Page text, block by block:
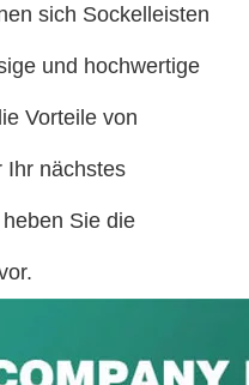
sich Sockelleisten
und hochwertige
Vorteile von
Ihr nächstes
Sie die